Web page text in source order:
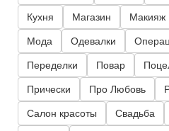
Кухня Магазин Макияж
Мода Одевалки
Переделки Повар
Прически Про Любовь
Салон красоты Свадьба